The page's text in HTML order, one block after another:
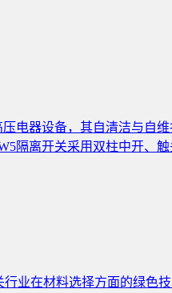
电器设备，其自清洁与自
隔离开关采用双柱中开、
业在材料选择方面的绿色